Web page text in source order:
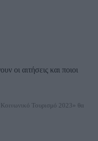
οι αιτήσεις και ποιοι
Τουρισμό 2023» θα